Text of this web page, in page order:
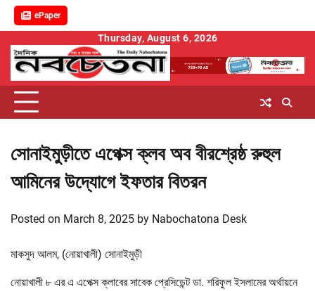
ePaper
content
Thursday, August 6, 2026
সোনাইমুড়ীতে এপেক্স ক্লব অব বীরশ্রেষ্ঠ রুহুল
আমিনের উদ্যোগে ইফতার বিতরন
Posted on March 8, 2025 by Nabochatona Desk
মাকসুদ আলম, (নোয়াখালী) সোনাইমুড়ী
নোয়াখালী ৮ এর এ এপেক্স ক্লাবের সাবেক প্রেসিডেন্ট ডা. শরিফুল ইসলামের অর্থায়নে